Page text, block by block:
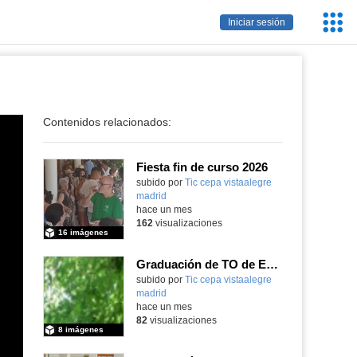
Iniciar sesión
Contenidos relacionados:
Fiesta fin de curso 2026
subido por Tic cepa vistaalegre
madrid
16 imágenes
hace un mes
162 visualizaciones
Graduación de TO de Empleo Doméstico
subido por Tic cepa vistaalegre
madrid
8 imágenes
hace un mes
82 visualizaciones